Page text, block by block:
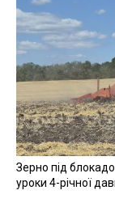
Зерно під
уроки 4-річної